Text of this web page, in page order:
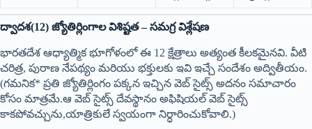
ద్వాదశ(12) జ్యోతిర్లింగాల విశిష్టత – సమగ్ర విశ్లేషణ
భారతదేశ ఆధ్యాత్మిక భూగోళంలో ఈ 12 క్షేత్రాలు అత్యంత కీలకమైనవి. వీటి
చరిత్ర, పురాణ నేపథ్యం మరియు భక్తులకు ఇవి ఇచ్చే సందేశం అద్వితీయం.
(గమనిక* ప్రతి జ్యోతిర్లింగం పక్కన ఇచ్చిన వెబ్ సైట్స్ అదనం సమాచారం
కోసం మాత్రమే.ఆ వెబ్ సైట్స్ దేవస్థానం అఫిషియల్ వెబ్ సైట్స్
కాకపోవచ్చును,యాత్రికులే స్వయంగా నిర్ధారించుకోవాలి.)